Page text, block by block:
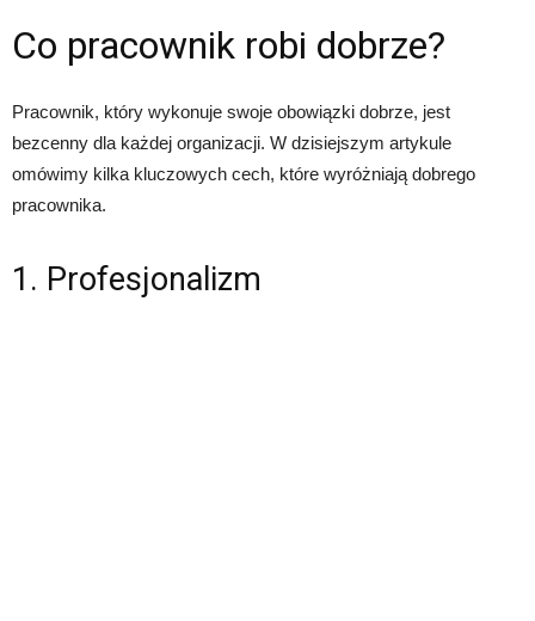
Co pracownik robi dobrze?
Pracownik, który wykonuje swoje obowiązki dobrze, jest
bezcenny dla każdej organizacji. W dzisiejszym artykule
omówimy kilka kluczowych cech, które wyróżniają dobrego
pracownika.
1. Profesjonalizm